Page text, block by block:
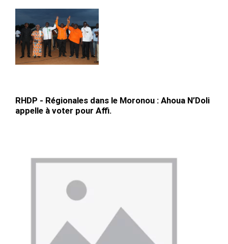
RHDP - Régionales dans le Moronou : Ahoua N’Doli
appelle à voter pour Affi.